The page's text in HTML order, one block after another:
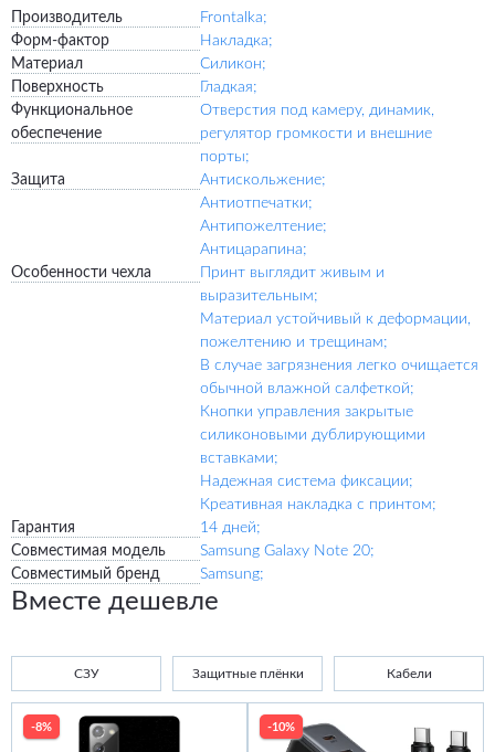
Производитель
Frontalka;
Форм-фактор
Накладка;
Материал
Силикон;
Поверхность
Гладкая;
Функциональное
обеспечение
Отверстия под камеру, динамик,
регулятор громкости и внешние
порты;
Защита
Антискольжение;
Антиотпечатки;
Антипожелтение;
Антицарапина;
Особенности чехла
Принт выглядит живым и
выразительным;
Материал устойчивый к деформации,
пожелтению и трещинам;
В случае загрязнения легко очищается
обычной влажной салфеткой;
Кнопки управления закрытые
силиконовыми дублирующими
вставками;
Надежная система фиксации;
Креативная накладка с принтом;
Гарантия
14 дней;
Совместимая модель
Samsung Galaxy Note 20;
Совместимый бренд
Samsung;
Вместе дешевле
СЗУ Защитные плёнки Кабели
-8% -10%